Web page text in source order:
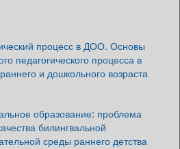
процесс в ДОО. Основы
педагогического процесса в
и дошкольного возраста
образование: проблема
билингвальной
среды раннего детства